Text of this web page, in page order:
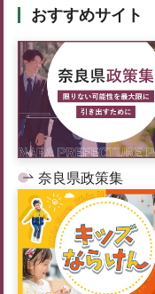
おすすめサイト
奈良県政策集